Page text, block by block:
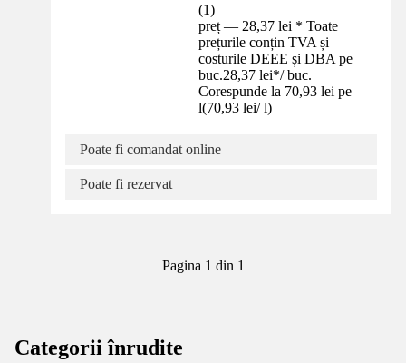
(1)
preț — 28,37 lei * Toate
prețurile conțin TVA și
costurile DEEE și DBA pe
buc.28,37 lei*/ buc.
Corespunde la 70,93 lei pe
l(70,93 lei/ l)
Poate fi comandat online
Poate fi rezervat
Pagina 1 din 1
Categorii înrudite